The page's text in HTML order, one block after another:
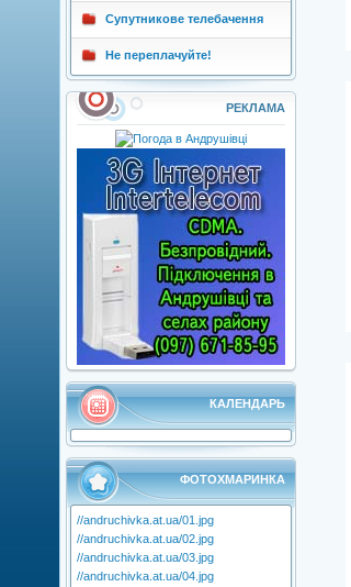
Супутникове телебачення
Не переплачуйте!
РЕКЛАМА
КАЛЕНДАРЬ
ФОТОХМАРИНКА
//andruchivka.at.ua/01.jpg
//andruchivka.at.ua/02.jpg
//andruchivka.at.ua/03.jpg
//andruchivka.at.ua/04.jpg